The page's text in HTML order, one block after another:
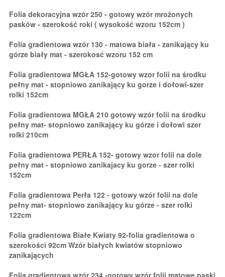
Folia dekoracyjna wzór 250 - gotowy wzór mrożonych
pasków - szerokość roki ( wysokość wzoru 152cm )
Folia gradientowa wzór 130 - matowa biała - zanikający ku
górze biały mat - szerokosć wzoru 152 cm
Folia gradientowa MGŁA 152-gotowy wzor folii na środku
pełny mat - stopniowo zanikający ku gorze i dołowi-szer
rolki 152cm
Folia gradientowa MGŁA 210 gotowy wzór folii na środku
pełny mat- stopniowo zanikający ku górze i dołowi szer
rolki 210cm
Folia gradientowa PERŁA 152- gotowy wzor folii na dole
pełny mat - stopniowo zanikajacy ku gorze - szer rolki
152cm
Folia gradientowa Perła 122 - gotowy wzór folii na dole
pełny mat- stopniowo zanikający ku górze - szer rolki
122cm
Folia gradientowa Białe Kwiaty 92-folia gradientowa o
szerokości 92cm Wzór białych kwiatów stopniowo
zanikających